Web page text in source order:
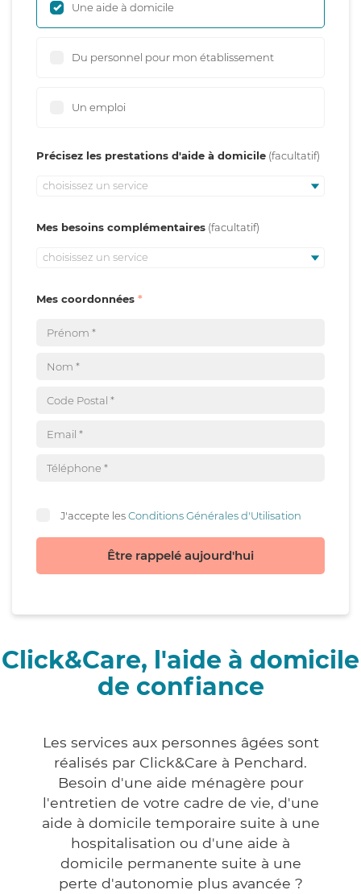
Une aide à domicile
Du personnel pour mon établissement
Un emploi
Précisez les prestations d'aide à domicile
choisissez un service
Mes besoins complémentaires
choisissez un service
Mes coordonnées
J'accepte lesConditions Générales d'Utilisation
Être rappelé aujourd'hui
Click&Care, l'aide à domicile
de confiance
Les services aux personnes âgées sont
réalisés par Click&Care à Penchard.
Besoin d'une aide ménagère pour
l'entretien de votre cadre de vie, d'une
aide à domicile temporaire suite à une
hospitalisation ou d'une aide à
domicile permanente suite à une
perte d'autonomie plus avancée ?